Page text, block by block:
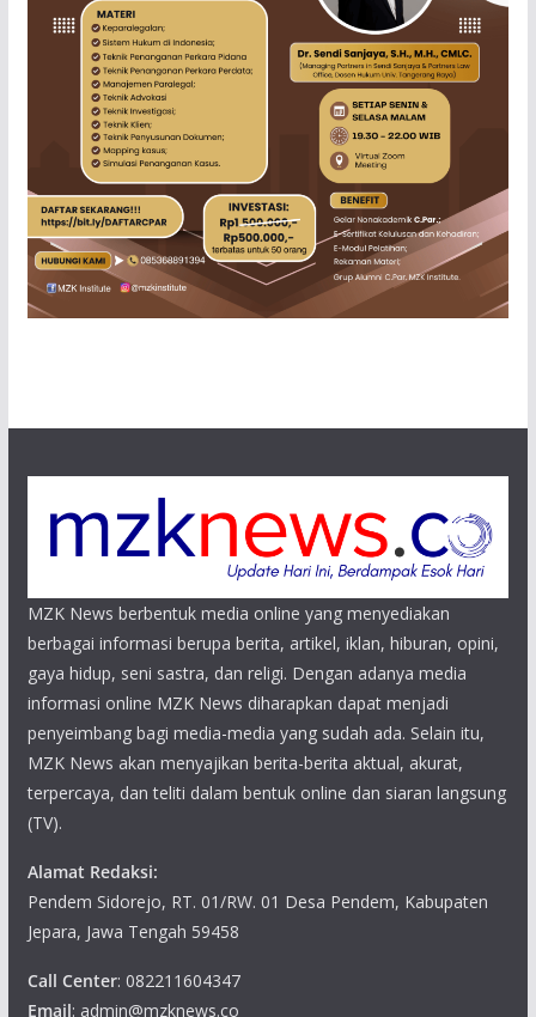
MZK News berbentuk media online yang menyediakan
berbagai informasi berupa berita, artikel, iklan, hiburan, opini,
gaya hidup, seni sastra, dan religi. Dengan adanya media
informasi online MZK News diharapkan dapat menjadi
penyeimbang bagi media-media yang sudah ada. Selain itu,
MZK News akan menyajikan berita-berita aktual, akurat,
terpercaya, dan teliti dalam bentuk online dan siaran langsung
(TV).
Alamat Redaksi:
Pendem Sidorejo, RT. 01/RW. 01 Desa Pendem, Kabupaten
Jepara, Jawa Tengah 59458
Call Center: 082211604347
Email: admin@mzknews.co